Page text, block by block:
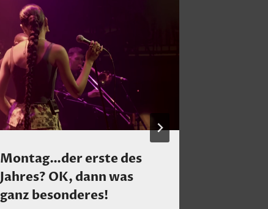
Montag…der erste des
Jahres? OK, dann was
ganz besonderes!